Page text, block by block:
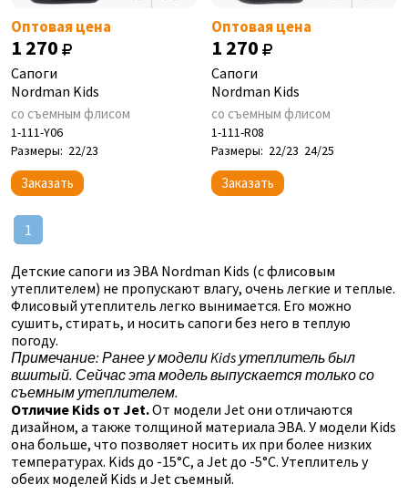
Оптовая цена
1 270
Сапоги
Nordman Kids
со съемным флисом
1-111-Y06
Размеры: 22/23
Заказать
Оптовая цена
1 270
Сапоги
Nordman Kids
со съемным флисом
1-111-R08
Размеры: 22/23 24/25
Заказать
1
Детские сапоги из ЭВА Nordman Kids (с флисовым
утеплителем) не пропускают влагу, очень легкие и теплые.
Флисовый утеплитель легко вынимается. Его можно
сушить, стирать, и носить сапоги без него в теплую
погоду.
Примечание: Ранее у модели Kids утеплитель был
вшитый. Сейчас эта модель выпускается только со
съемным утеплителем.
Отличие Kids от Jet.От модели Jet они отличаются
дизайном, а также толщиной материала ЭВА. У модели Kids
она больше, что позволяет носить их при более низких
температурах. Kids до -15°C, а Jet до -5°C. Утеплитель у
обеих моделей Kids и Jet съемный.